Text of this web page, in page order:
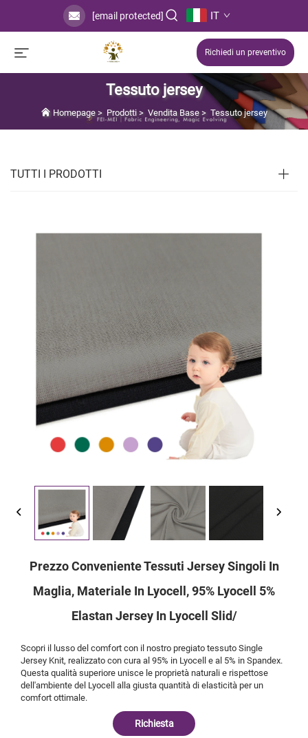
[email protected] IT
Richiedi un preventivo
Tessuto jersey
Homepage > Prodotti > Vendita Base > Tessuto jersey
TUTTI I PRODOTTI
Prezzo Conveniente Tessuti Jersey Singoli In
Maglia, Materiale In Lyocell, 95% Lyocell 5%
Elastan Jersey In Lyocell Slid/
Scopri il lusso del comfort con il nostro pregiato tessuto Single
Jersey Knit, realizzato con cura al 95% in Lyocell e al 5% in Spandex.
Questa qualità superiore unisce le proprietà naturali e rispettose
dell'ambiente del Lyocell alla giusta quantità di elasticità per un
comfort ottimale.
Richiesta